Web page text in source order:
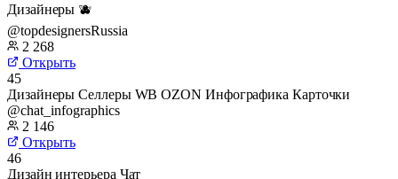
Дизайнеры 🫐
@topdesignersRussia
2 268
Открыть
45
Дизайнеры Селлеры WB OZON Инфографика Карточки
@chat_infographics
2 146
Открыть
46
Дизайн интерьера Чат